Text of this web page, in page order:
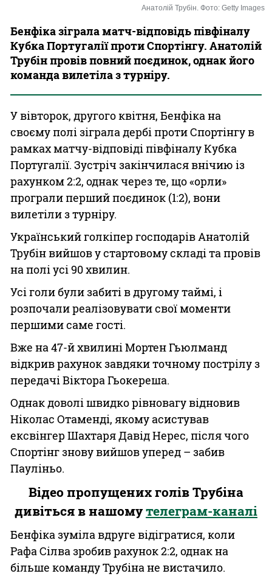
Анатолій Трубін. Фото: Getty Images
Бенфіка зіграла матч-відповідь півфіналу
Кубка Португалії проти Спортінгу. Анатолій
Трубін провів повний поєдинок, однак його
команда вилетіла з турніру.
У вівторок, другого квітня, Бенфіка на
своєму полі зіграла дербі проти Спортінгу в
рамках матчу-відповіді півфіналу Кубка
Португалії. Зустріч закінчилася внічию із
рахунком 2:2, однак через те, що «орли»
програли перший поєдинок (1:2), вони
вилетіли з турніру.
Український голкіпер господарів Анатолій
Трубін вийшов у стартовому складі та провів
на полі усі 90 хвилин.
Усі голи були забиті в другому таймі, і
розпочали реалізовувати свої моменти
першими саме гості.
Вже на 47-й хвилині Мортен Гьюлманд
відкрив рахунок завдяки точному пострілу з
передачі Віктора Гьокереша.
Однак доволі швидко рівновагу відновив
Ніколас Отаменді, якому асистував
ексвінгер Шахтаря Давід Нерес, після чого
Спортінг знову вийшов уперед – забив
Пауліньо.
Відео пропущених голів Трубіна
дивіться в нашомутелеграм-каналі
Бенфіка зуміла вдруге відігратися, коли
Рафа Сілва зробив рахунок 2:2, однак на
більше команду Трубіна не вистачило.